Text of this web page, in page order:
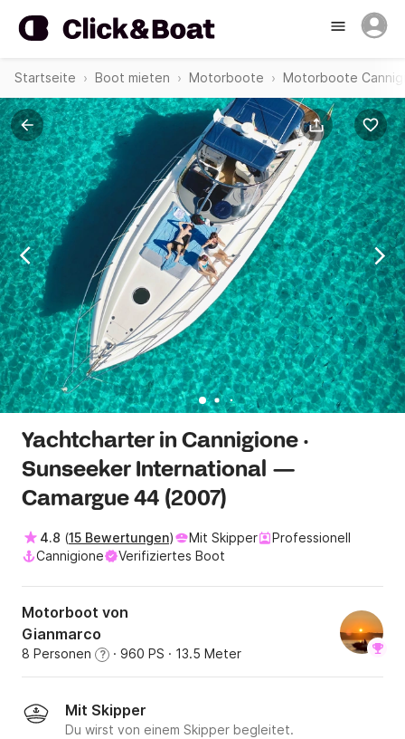
Startseite Boot mieten Motorboote Motorboote
Yachtcharter in Cannigione ·
Sunseeker International —
Camargue 44 (2007)
4.8 (15 Bewertungen) Mit Skipper
Professionell
Cannigione
Verifiziertes Boot
Motorboot von
Gianmarco
8 Personen ? · 960 PS · 13.5 Meter
Mit Skipper
Du wirst von einem Skipper begleitet.